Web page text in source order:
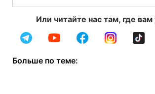
Или читайте нас там, где вам
Больше по теме: